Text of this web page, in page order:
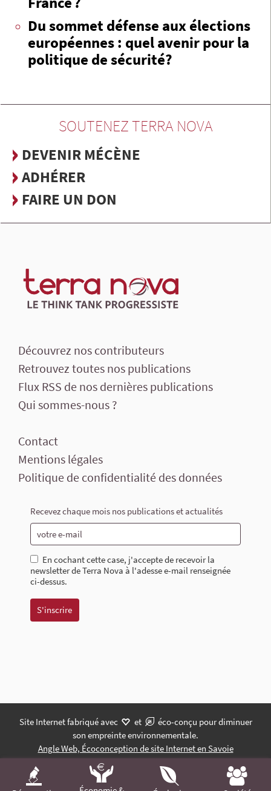
Du sommet défense aux élections
européennes : quel avenir pour la
politique de sécurité?
SOUTENEZ TERRA NOVA
DEVENIR MÉCÈNE
ADHÉRER
FAIRE UN DON
Découvrez nos contributeurs
Retrouvez toutes nos publications
Flux RSS de nos dernières publications
Qui sommes-nous ?
Contact
Mentions légales
Politique de confidentialité des données
Recevez chaque mois nos publications et actualités
En cochant cette case, j'accepte de recevoir la
newsletter de Terra Nova à l'adesse e-mail renseignée
ci-dessus.
Site Internet fabriqué avec et
éco-conçu pour diminuer
son empreinte environnementale.
Angle Web, Écoconception de site Internet en Savoie